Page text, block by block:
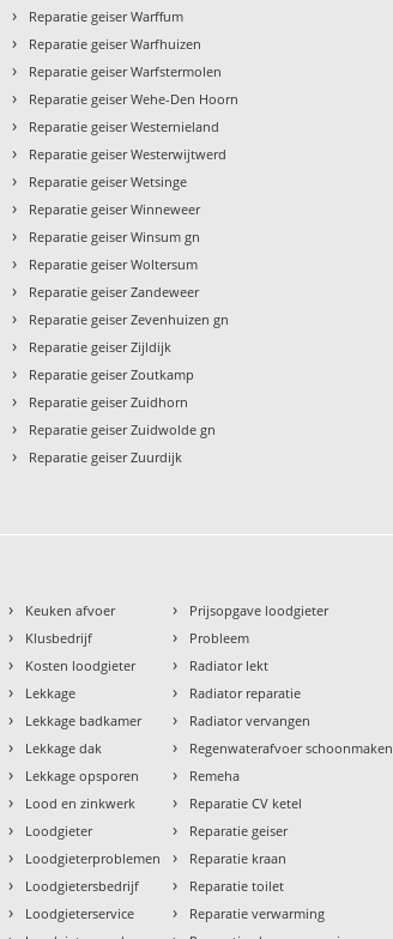
› Reparatie geiser Warffum
› Reparatie geiser Warfhuizen
› Reparatie geiser Warfstermolen
› Reparatie geiser Wehe-Den Hoorn
› Reparatie geiser Westernieland
› Reparatie geiser Westerwijtwerd
› Reparatie geiser Wetsinge
› Reparatie geiser Winneweer
› Reparatie geiser Winsum gn
› Reparatie geiser Woltersum
› Reparatie geiser Zandeweer
› Reparatie geiser Zevenhuizen gn
› Reparatie geiser Zijldijk
› Reparatie geiser Zoutkamp
› Reparatie geiser Zuidhorn
› Reparatie geiser Zuidwolde gn
› Reparatie geiser Zuurdijk
› Keuken afvoer
› Klusbedrijf
› Kosten loodgieter
› Lekkage
› Lekkage badkamer
› Lekkage dak
› Lekkage opsporen
› Lood en zinkwerk
› Loodgieter
› Loodgieterproblemen
› Loodgietersbedrijf
› Loodgieterservice
› Prijsopgave loodgieter
› Probleem
› Radiator lekt
› Radiator reparatie
› Radiator vervangen
› Regenwaterafvoer schoonmaken
› Remeha
› Reparatie CV ketel
› Reparatie geiser
› Reparatie kraan
› Reparatie toilet
› Reparatie verwarming